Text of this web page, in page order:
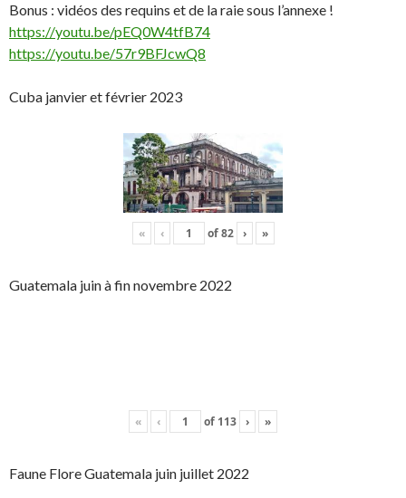
Bonus : vidéos des requins et de la raie sous l’annexe !
https://youtu.be/pEQ0W4tfB74
https://youtu.be/57r9BFJcwQ8
Cuba janvier et février 2023
« ‹ of82 › »
Guatemala juin à fin novembre 2022
« ‹ of 113 › »
Faune Flore Guatemala juin juillet 2022